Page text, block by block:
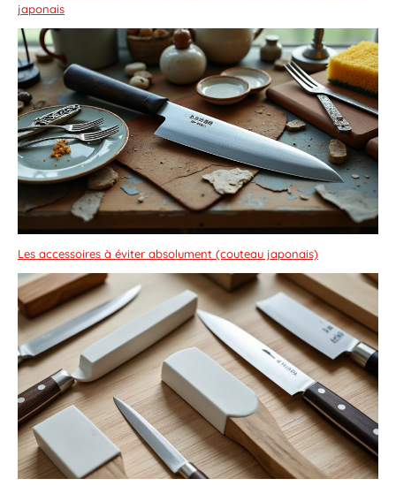
japonais
Les accessoires à éviter absolument (couteau japonais)